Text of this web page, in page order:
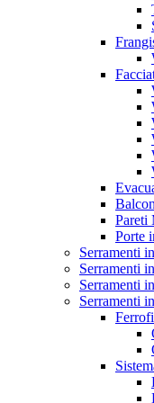
Pareti
Porte
Serramenti
Serramenti
Serramenti
Serramenti